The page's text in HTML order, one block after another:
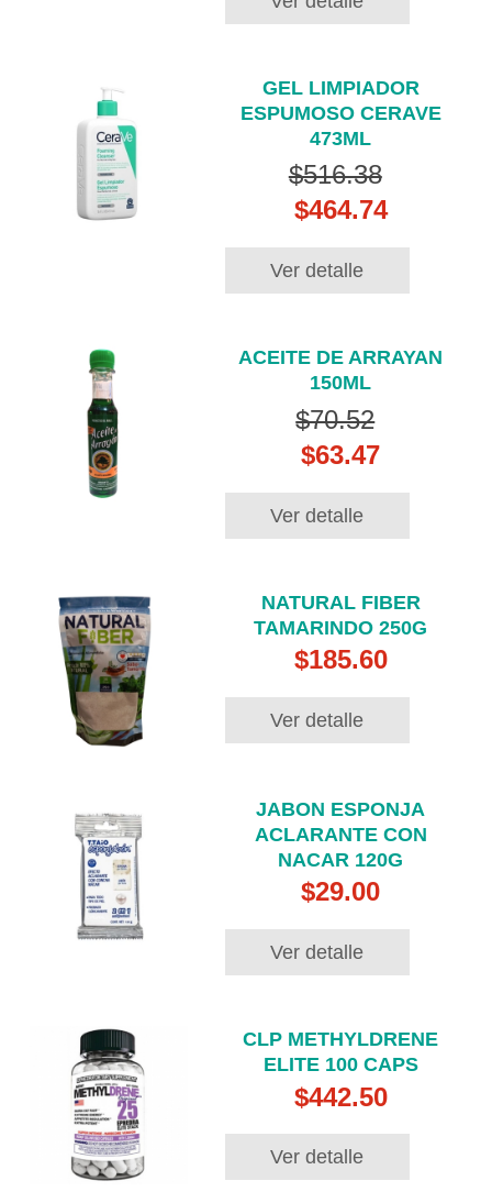
GEL LIMPIADOR
ESPUMOSO CERAVE
473ML
$516.38
$464.74
Ver detalle
ACEITE DE ARRAYAN
150ML
$70.52
$63.47
Ver detalle
NATURAL FIBER
TAMARINDO 250G
$185.60
Ver detalle
JABON ESPONJA
ACLARANTE CON
NACAR 120G
$29.00
Ver detalle
CLP METHYLDRENE
ELITE 100 CAPS
$442.50
Ver detalle